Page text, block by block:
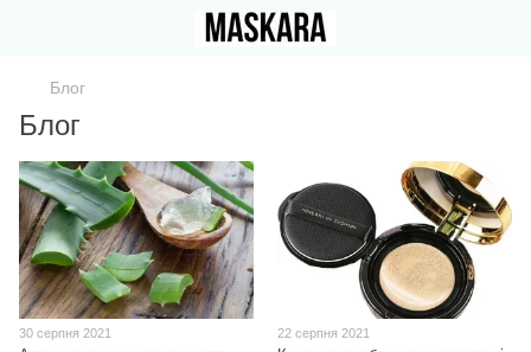
Блог
Блог
30 серпня 2021 22 серпня 2021